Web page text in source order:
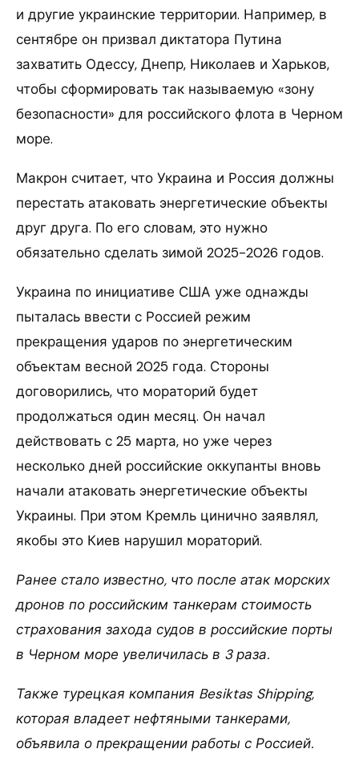
и другие украинские территории. Например, в
сентябре он призвал диктатора Путина
захватить Одессу, Днепр, Николаев и Харьков,
чтобы сформировать так называемую «зону
безопасности» для российского флота в Черном
море.
Макрон считает, что Украина и Россия должны
перестать атаковать энергетические объекты
друг друга. По его словам, это нужно
обязательно сделать зимой 2025-2026 годов.
Украина по инициативе США уже однажды
пыталась ввести с Россией режим
прекращения ударов по энергетическим
объектам весной 2025 года. Стороны
договорились, что мораторий будет
продолжаться один месяц. Он начал
действовать с 25 марта, но уже через
несколько дней российские оккупанты вновь
начали атаковать энергетические объекты
Украины. При этом Кремль цинично заявлял,
якобы это Киев нарушил мораторий.
Ранее стало известно, что после атак морских
дронов по российским танкерам стоимость
страхования захода судов в российские порты
в Черном море увеличилась в 3 раза.
Также турецкая компания Besiktas Shipping,
которая владеет нефтяными танкерами,
объявила о прекращении работы с Россией.